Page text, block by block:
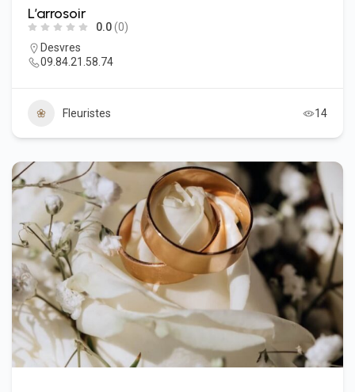
L’arrosoir
0.0(0)
Desvres
09.84.21.58.74
Fleuristes 14